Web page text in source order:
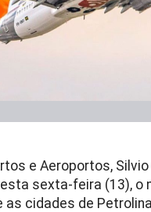
e Aeroportos,
sexta-feira (13), o
as cidades de